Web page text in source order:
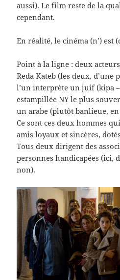
aussi). Le film reste de la
cependant.
En réalité, le cinéma (n’) est
Point à la ligne : deux
Reda Kateb (les deux, d’une
l’un interprète un juif (kipa
estampillée NY le plus
un arabe (plutôt banlieue, en
Ce sont ces deux hommes
amis loyaux et sincères,
Tous deux dirigent des
personnes handicapées (ici,
non).